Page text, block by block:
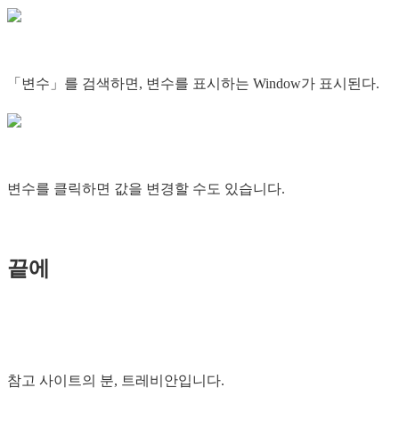
「변수」를 검색하면, 변수를 표시하는 Window가 표시된다.
변수를 클릭하면 값을 변경할 수도 있습니다.
끝에
참고 사이트의 분, 트레비안입니다.